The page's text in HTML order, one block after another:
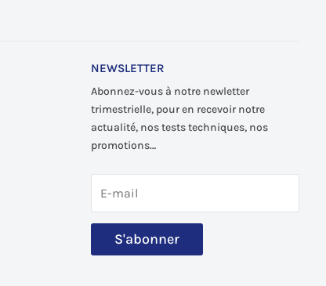
NEWSLETTER
Abonnez-vous à notre newletter
trimestrielle, pour en recevoir notre
actualité, nos tests techniques, nos
promotions…
S'abonner